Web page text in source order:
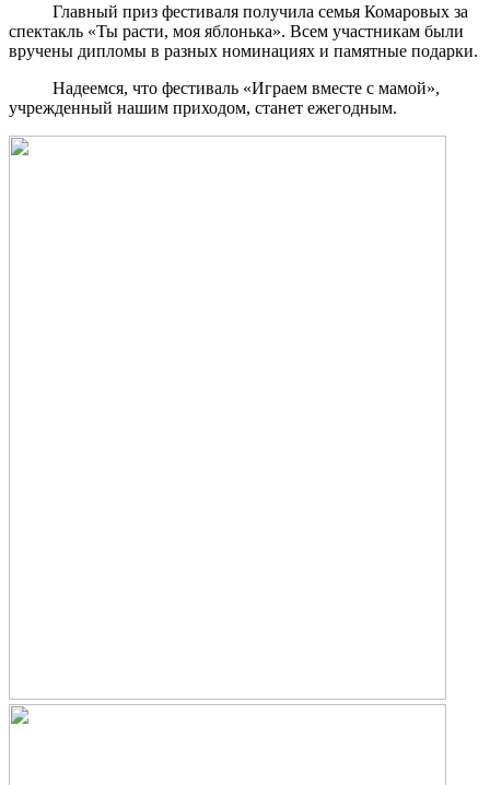
Главный приз фестиваля получила семья Комаровых за
спектакль «Ты расти, моя яблонька». Всем участникам были
вручены дипломы в разных номинациях и памятные подарки.
Надеемся, что фестиваль «Играем вместе с мамой»,
учрежденный нашим приходом, станет ежегодным.